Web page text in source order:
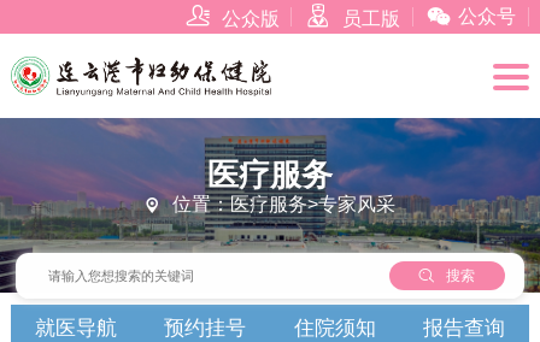
 公众版  员工版  公众号
 搜索
医疗服务
 位置：医疗服务>专家风采
就医导航 预约挂号 住院须知 报告查询